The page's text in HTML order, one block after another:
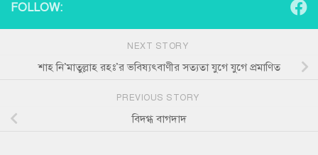
FOLLOW:
NEXT STORY
শাহ নি’মাতুল্লাহ রহঃ’র ভবিষ্যৎবাণীর সত্যতা যুগে যুগে প্রমাণিত
PREVIOUS STORY
বিদগ্ধ বাগদাদ